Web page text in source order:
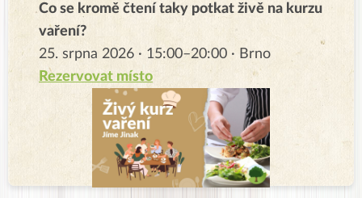
Co se kromě čtení taky potkat živě na kurzu
vaření?
25. srpna 2026 · 15:00–20:00 · Brno
Rezervovat místo